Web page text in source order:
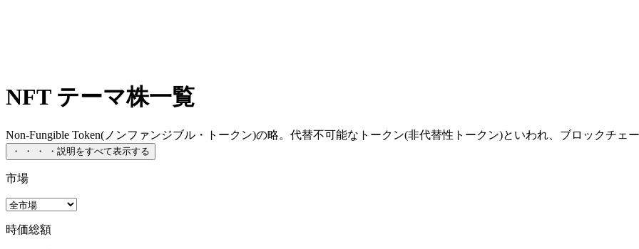
NFT テーマ株一覧
Non-Fungible Token(ノンファンジブル・トークン)の略。代替不可能なトークン(非代替性トークン)といわれ、ブロックチェ
・ ・ ・ ・ 説明をすべて表示する
市場
時価総額